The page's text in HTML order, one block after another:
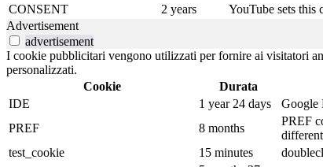
CONSENT
2 years
YouTube sets this
Advertisement
advertisement
I cookie pubblicitari vengono utilizzati per fornire ai visitatori
personalizzati.
Cookie
Durata
IDE
1 year 24 days
Google
PREF
8 months
PREF
test_cookie
15 minutes